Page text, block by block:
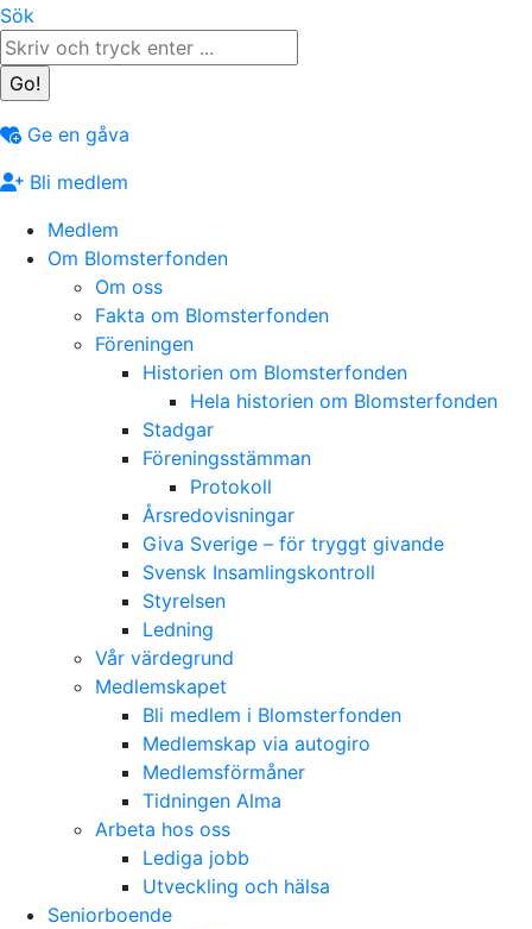
Sök
Ge en gåva
Bli medlem
Medlem
Om Blomsterfonden
Om oss
Fakta om Blomsterfonden
Föreningen
Historien om Blomsterfonden
Hela historien om Blomsterfonden
Stadgar
Föreningsstämman
Protokoll
Årsredovisningar
Giva Sverige – för tryggt givande
Svensk Insamlingskontroll
Styrelsen
Ledning
Vår värdegrund
Medlemskapet
Bli medlem i Blomsterfonden
Medlemskap via autogiro
Medlemsförmåner
Tidningen Alma
Arbeta hos oss
Lediga jobb
Utveckling och hälsa
Seniorboende